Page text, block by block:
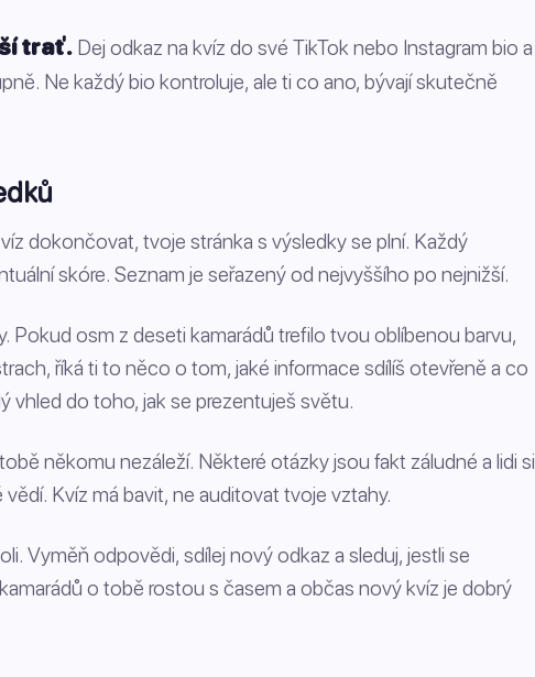
trať. Dej odkaz na kvíz do své TikTok nebo Instagram bio a
Ne každý bio kontroluje, ale ti co ano, bývají skutečně
dokončovat, tvoje stránka s výsledky se plní. Každý
skóre. Seznam je seřazený od nejvyššího po nejnižší.
Pokud osm z deseti kamarádů trefilo tvou oblíbenou barvu,
říká ti to něco o tom, jaké informace sdílíš otevřeně a co
vhled do toho, jak se prezentuješ světu.
někomu nezáleží. Některé otázky jsou fakt záludné a lidi si
Kvíz má bavit, ne auditovat tvoje vztahy.
Vyměň odpovědi, sdílej nový odkaz a sleduj, jestli se
o tobě rostou s časem a občas nový kvíz je dobrý